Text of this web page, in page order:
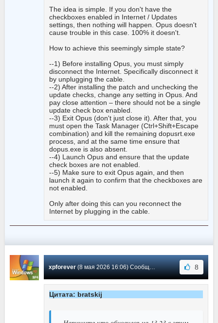
The idea is simple. If you don't have the
checkboxes enabled in Internet / Updates
settings, then nothing will happen. Opus doesn't
cause trouble in this case. 100% it doesn't.
How to achieve this seemingly simple state?
--1) Before installing Opus, you must simply
disconnect the Internet. Specifically disconnect it
by unplugging the cable.
--2) After installing the patch and unchecking the
update checks, change any setting in Opus. And
pay close attention – there should not be a single
update check box enabled.
--3) Exit Opus (don't just close it). After that, you
must open the Task Manager (Ctrl+Shift+Escape
combination) and kill the remaining dopusrt.exe
process, and at the same time ensure that
dopus.exe is also absent.
--4) Launch Opus and ensure that the update
check boxes are not enabled.
--5) Make sure to exit Opus again, and then
launch it again to confirm that the checkboxes are
not enabled.
Only after doing this can you reconnect the
Internet by plugging in the cable.
xpforever(8 мая 2026 16:06) Сообщение #592 8
Цитата: bratskij